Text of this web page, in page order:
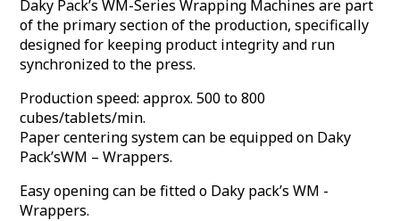
Daky Pack’s WM-Series Wrapping Machines are part
of the primary section of the production, specifically
designed for keeping product integrity and run
synchronized to the press.
Production speed: approx. 500 to 800
cubes/tablets/min.
Paper centering system can be equipped on Daky
Pack’sWM – Wrappers.
Easy opening can be fitted o Daky pack’s WM -
Wrappers.